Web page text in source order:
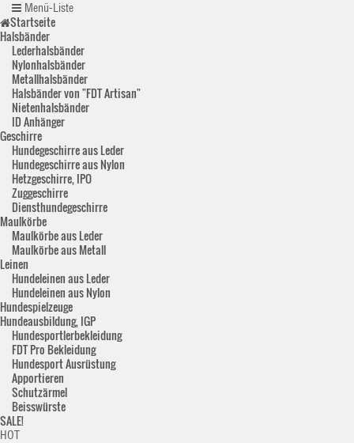
Menü-Liste
Startseite
Halsbänder
Lederhalsbänder
Nylonhalsbänder
Metallhalsbänder
Halsbänder von "FDT Artisan"
Nietenhalsbänder
ID Anhänger
Geschirre
Hundegeschirre aus Leder
Hundegeschirre aus Nylon
Hetzgeschirre, IPO
Zuggeschirre
Diensthundegeschirre
Maulkörbe
Maulkörbe aus Leder
Maulkörbe aus Metall
Leinen
Hundeleinen aus Leder
Hundeleinen aus Nylon
Hundespielzeuge
Hundeausbildung, IGP
Hundesportlerbekleidung
FDT Pro Bekleidung
Hundesport Ausrüstung
Apportieren
Schutzärmel
Beisswürste
SALE!
HOT